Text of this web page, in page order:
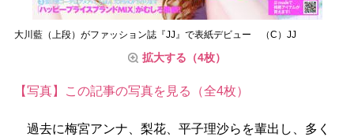
大川藍（上段）がファッション誌『JJ』で表紙デビュー （C）JJ
拡大する（4枚）
【写真】この記事の写真を見る（全4枚）
過去に梅宮アンナ、梨花、平子理沙らを輩出し、多く